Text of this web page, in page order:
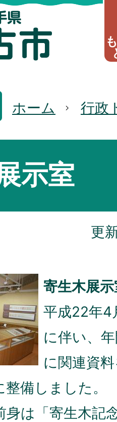
ホーム 行政
示室
更
寄生木展
平成22年4
に伴い、
に関連資
備しました。
身は「寄生木記